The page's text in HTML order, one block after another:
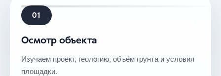
01
Осмотр объекта
Изучаем проект, геологию, объём грунта и условия
площадки.